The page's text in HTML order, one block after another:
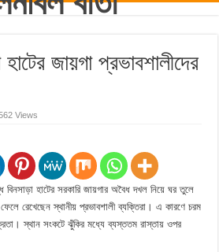
হাটের জায়গা প্রভাবশালীদের
Views
বিনসাড়া হাটের সরকারি জায়গার অবৈধ দখল নিয়ে ঘর তুলে
রেখেছেন স্থানীয় প্রভাবশালী ব্যক্তিরা। এ কারণে চরম
স্থান সংকটে ঝুঁকির মধ্যে ব্যস্ততম রাস্তায় ওপর